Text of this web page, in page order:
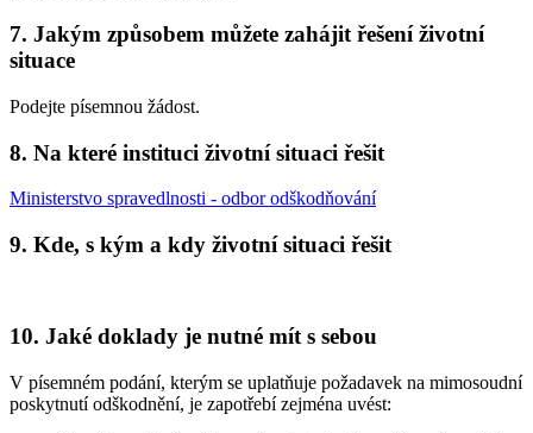
7. Jakým způsobem můžete zahájit řešení životní
situace
Podejte písemnou žádost.
8. Na které instituci životní situaci řešit
Ministerstvo spravedlnosti - odbor odškodňování
9. Kde, s kým a kdy životní situaci řešit
10. Jaké doklady je nutné mít s sebou
V písemném podání, kterým se uplatňuje požadavek na mimosoudní
poskytnutí odškodnění, je zapotřebí zejména uvést: